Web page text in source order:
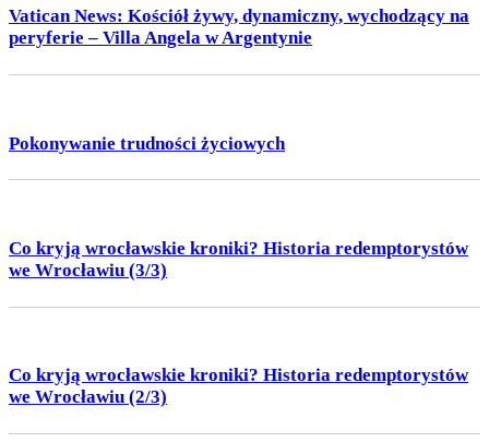
Vatican News: Kościół żywy, dynamiczny, wychodzący na
peryferie – Villa Angela w Argentynie
Pokonywanie trudności życiowych
Co kryją wrocławskie kroniki? Historia redemptorystów
we Wrocławiu (3/3)
Co kryją wrocławskie kroniki? Historia redemptorystów
we Wrocławiu (2/3)